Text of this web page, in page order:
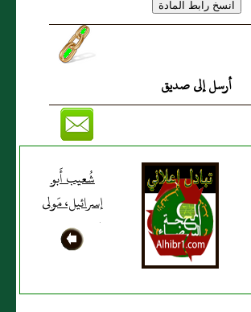
أرسل إلى صديق
شُعيب أَبو
إسرائيل، مَولى
بَني جشم بن
معاوية، بَصْريٌّ